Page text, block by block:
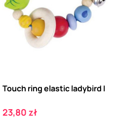
Touch ring elastic ladybird I
Cena
23,80 zł